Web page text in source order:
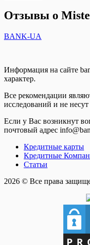
Отзывы о
BANK-UA
Информация на сайте
характер.
Все рекомендации
исследований и не
Если у Вас возникнут
почтовый адрес
Кредитные карты
Кредитные
Статьи
2026 © Все права